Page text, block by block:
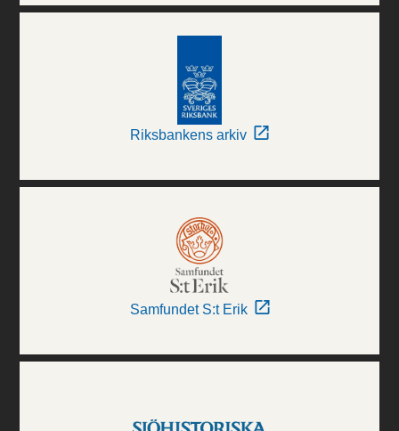
Riksbankens arkiv
Samfundet S:t Erik